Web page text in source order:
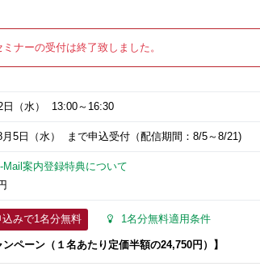
ミナーの受付は終了致しました。
（水） 13:00～16:30
5日 （水） まで申込受付（配信期間：8/5～8/21)
案内登録特典について
みで1名分無料 1名分無料適用条件
ンペーン（１名あたり定価半額の24,750円）】